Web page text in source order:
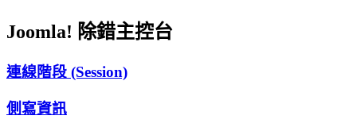
Joomla! 除錯主控台
連線階段 (Session)
側寫資訊